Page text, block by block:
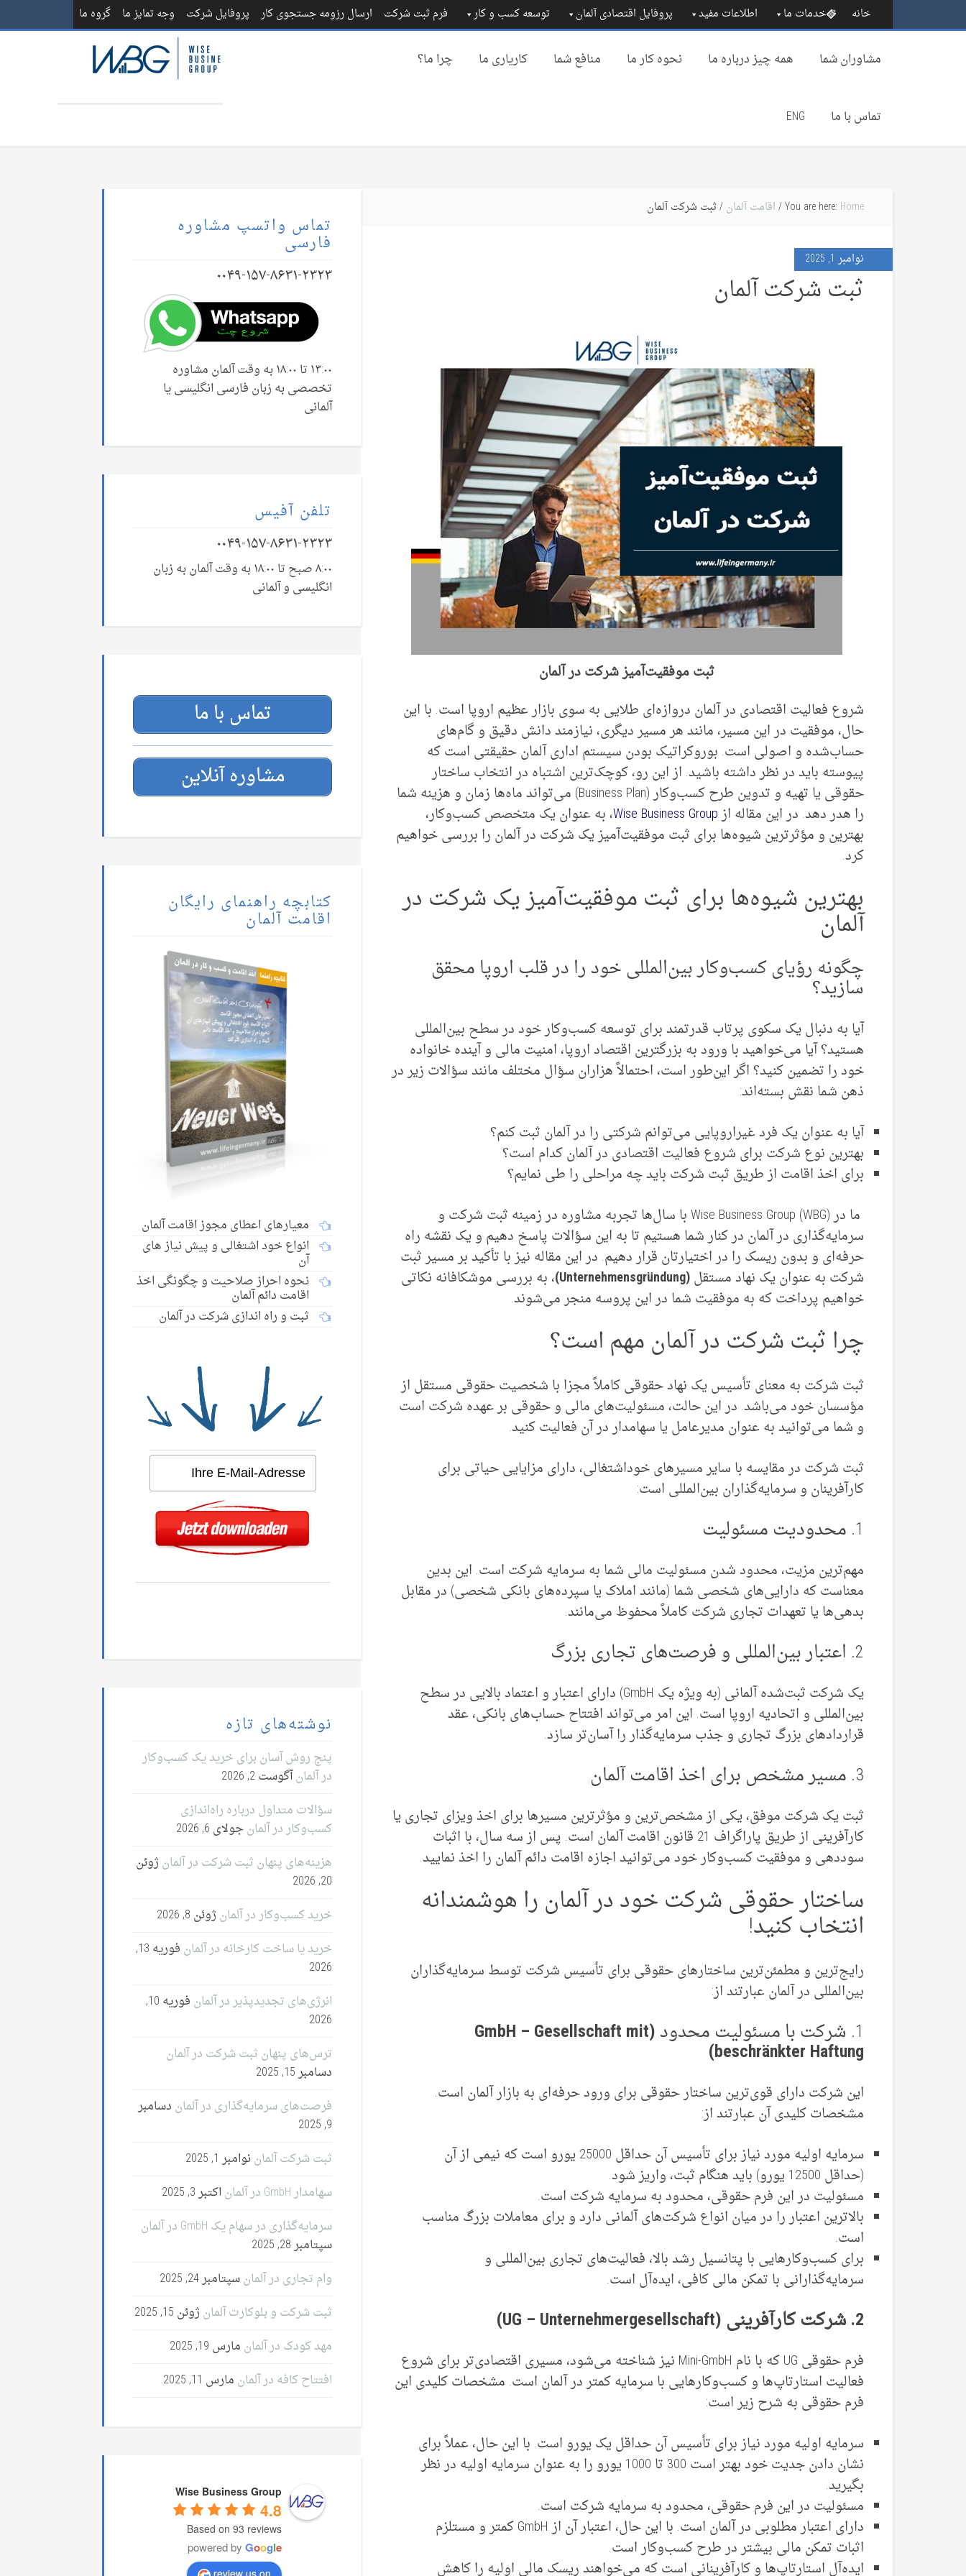
خانه خدمات ما اطلاعات مفید پروفایل اقتصادی آلمان توسعه کسب و کار فرم ثبت شرکت ارسال رزومه جستجوی کار پروفایل شرکت وجه تمایز ما گروه ما
مشاوران شما همه چیز درباره‌ ما نحوه کار ما منافع شما کاریاری ما چرا ما؟
تماس با ما ENG
You are here: Home
/اقامت آلمان/ ثبت شرکت آلمان
نوامبر 1, 2025
ثبت شرکت آلمان
ثبت موفقیت‌آمیز شرکت در آلمان
شروع فعالیت اقتصادی در آلمان دروازه‌ای طلایی به سوی بازار عظیم اروپا است. با این
حال، موفقیت در این مسیر، مانند هر مسیر دیگری، نیازمند دانش دقیق و گام‌های
حساب‌شده و اصولی است. بوروکراتیک بودن سیستم اداری آلمان حقیقتی است که
پیوسته باید در نظر داشته باشید. از این رو، کوچک‌ترین اشتباه در انتخاب ساختار
حقوقی یا تهیه و تدوین طرح کسب‌وکار (Business Plan) می‌تواند ماه‌ها زمان و هزینه شما
را هدر دهد. در این مقاله ازWise Business Group، به عنوان یک متخصص کسب‌وکار،
بهترین و مؤثرترین شیوه‌ها برای ثبت موفقیت‌آمیز یک شرکت در آلمان را بررسی خواهیم
کرد.
بهترین شیوه‌ها برای ثبت موفقیت‌آمیز یک شرکت در
آلمان
چگونه رؤیای کسب‌وکار بین‌المللی خود را در قلب اروپا محقق
سازید؟
آیا به دنبال یک سکوی پرتاب قدرتمند برای توسعه کسب‌وکار خود در سطح بین‌المللی
هستید؟ آیا می‌خواهید با ورود به بزرگترین اقتصاد اروپا، امنیت مالی و آینده خانواده‌
خود را تضمین کنید؟ اگر این‌طور است، احتمالاً هزاران سؤال مختلف مانند سؤالات زیر در
ذهن شما نقش بسته‌اند:
آیا به عنوان یک فرد غیراروپایی می‌توانم شرکتی را در آلمان ثبت کنم؟
بهترین نوع شرکت برای شروع فعالیت اقتصادی در آلمان کدام است؟
برای اخذ اقامت از طریق ثبت شرکت باید چه مراحلی را طی نمایم؟
ما در Wise Business Group (WBG) با سال‌ها تجربه مشاوره در زمینه ثبت شرکت و
سرمایه‌گذاری در آلمان در کنار شما هستیم تا به این سؤالات پاسخ دهیم و یک نقشه راه
حرفه‌ای و بدون ریسک را در اختیارتان قرار دهیم. در این مقاله نیز با تأکید بر مسیر ثبت
شرکت به عنوان یک نهاد مستقل(Unternehmensgründung)
، به بررسی موشکافانه نکاتی
خواهیم پرداخت که به موفقیت شما در این پروسه منجر می‌شوند.
چرا ثبت شرکت در آلمان مهم است؟
ثبت شرکت به معنای تأسیس یک نهاد حقوقی کاملاً مجزا با شخصیت حقوقی مستقل از
مؤسسان خود می‌باشد. در این حالت، مسئولیت‌های مالی و حقوقی بر عهده شرکت است
و شما می‌توانید به عنوان مدیرعامل یا سهامدار در آن فعالیت کنید.
ثبت شرکت در مقایسه با سایر مسیرهای خوداشتغالی، دارای مزایایی حیاتی برای
کارآفرینان و سرمایه‌گذاران بین‌المللی است:
1. محدودیت مسئولیت
مهم‌ترین مزیت، محدود شدن مسئولیت مالی شما به سرمایه شرکت است. این بدین
معناست که دارایی‌های شخصی شما (مانند املاک یا سپرده‌های بانکی شخصی) در مقابل
بدهی‌ها یا تعهدات تجاری شرکت کاملاً محفوظ می‌مانند.
2. اعتبار بین‌المللی و فرصت‌های تجاری بزرگ
یک شرکت ثبت‌شده آلمانی (به ویژه یک GmbH) دارای اعتبار و اعتماد بالایی در سطح
بین‌المللی و اتحادیه اروپا است. این امر می‌تواند افتتاح حساب‌های بانکی، عقد
قراردادهای بزرگ تجاری و جذب سرمایه‌گذار را آسان‌تر سازد.
3. مسیر مشخص برای اخذ اقامت آلمان
ثبت یک شرکت موفق، یکی از مشخص‌ترین و مؤثرترین مسیرها برای اخذ ویزای تجاری یا
کارآفرینی از طریق پاراگراف 21 قانون اقامت آلمان است. پس از سه سال، با اثبات
سوددهی و موفقیت کسب‌وکار خود می‌توانید اجازه اقامت دائم آلمان را اخذ نمایید.
ساختار حقوقی شرکت خود در آلمان را هوشمندانه
انتخاب کنید!
رایج‌ترین و مطمئن‌ترین ساختارهای حقوقی برای تأسیس شرکت توسط سرمایه‌گذاران
بین‌المللی در آلمان عبارتند از:
1. شرکت با مسئولیت محدود (GmbH – Gesellschaft mit
beschränkter Haftung)
این شرکت دارای قوی‌ترین ساختار حقوقی برای ورود حرفه‌ای به بازار آلمان است.
مشخصات کلیدی آن عبارتند از:
سرمایه اولیه مورد نیاز برای تأسیس آن حداقل 25000 یورو است که نیمی از آن
(حداقل 12500 یورو) باید هنگام ثبت، واریز شود.
مسئولیت در این فرم حقوقی، محدود به سرمایه شرکت است.
بالاترین اعتبار را در میان انواع شرکت‌های آلمانی دارد و برای معاملات بزرگ مناسب
است.
برای کسب‌وکارهایی با پتانسیل رشد بالا، فعالیت‌های تجاری بین‌المللی و
سرمایه‌گذارانی با تمکن مالی کافی، ایده‌آل است.
2. شرکت کارآفرینی (UG – Unternehmergesellschaft)
فرم حقوقی UG که با نام Mini-GmbH نیز شناخته می‌شود، مسیری اقتصادی‌تر‌ برای شروع
فعالیت استارتاپ‌ها و کسب‌وکارهایی با سرمایه کمتر در آلمان است. مشخصات کلیدی این
فرم حقوقی به شرح زیر است:
سرمایه اولیه مورد نیاز برای تأسیس آن حداقل یک یورو است. با این حال، عملاً برای
نشان دادن جدیت خود بهتر است 300 تا 1000 یورو را به عنوان سرمایه اولیه در نظر
بگیرید.
مسئولیت در این فرم حقوقی، محدود به سرمایه شرکت است.
دارای اعتبار مطلوبی در آلمان است. با این حال، اعتبار آن از GmbH کمتر و مستلزم
اثبات تمکن مالی بیشتر در طرح کسب‌وکار است.
ایده‌آل استارتاپ‌ها و کارآفرینانی است که می‌خواهند ریسک مالی اولیه را کاهش
تماس واتسپ مشاوره
فارسی
۰۰۴۹-۱۵۷-۸۶۳۱-۲۳۲۳
۱۳:۰۰ تا ۱۸:۰۰ به وقت آلمان مشاوره
تخصصی به زبان فارسی انگلیسی یا
آلمانی
تلفن آفیس
۰۰۴۹-۱۵۷-۸۶۳۱-۲۳۲۳
۸:۰۰ صبح تا ۱۸:۰۰ به وقت آلمان به زبان
انگلیسی و آلمانی
تماس با ما
مشاوره آنلاین
کتابچه راهنمای رایگان
اقامت آلمان
معیارهای اعطای مجوز اقامت آلمان
انواع خود اشتغالی و پیش نیاز های
آن
نحوه احراز صلاحیت و چگونگی اخذ
اقامت دائم آلمان
ثبت و راه اندازی شرکت در آلمان
نوشته‌های تازه
پنج روش آسان برای خرید یک کسب‌وکار
در آلمانآگوست 2, 2026
سؤالات متداول درباره راه‌اندازی
کسب‌وکار در آلمان جولای 6, 2026
هزینه‌های پنهان ثبت شرکت در آلمان ژوئن
20, 2026
خرید کسب‌وکار در آلمان ژوئن 8, 2026
خرید یا ساخت کارخانه در آلمان
فوریه 13,
2026
انرژی‌های تجدیدپذیر در آلمان
فوریه 10,
2026
ترس‌های پنهان ثبت شرکت در آلمان
دسامبر 15, 2025
فرصت‌های سرمایه‌گذاری در آلمان دسامبر
9, 2025
ثبت شرکت آلماننوامبر 1, 2025
سهامدار GmbH در آلمان
اکتبر 3, 2025
سرمایه‌گذاری در سهام یک GmbH در آلمان
سپتامبر 28, 2025
وام تجاری در آلمانسپتامبر 24, 2025
ثبت شرکت و بلوکارت آلمان ژوئن 15, 2025
مهد کودک در آلمان مارس 19, 2025
افتتاح کافه در آلمان مارس 11, 2025
Wise Business Group
4.8
Based on 93 reviews
powered by Google